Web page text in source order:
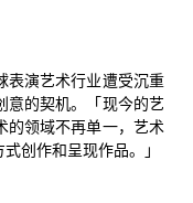
表演艺术行业遭受沉重
意的契机。「现今的艺
的领域不再单一，艺术
创作和呈现作品。」